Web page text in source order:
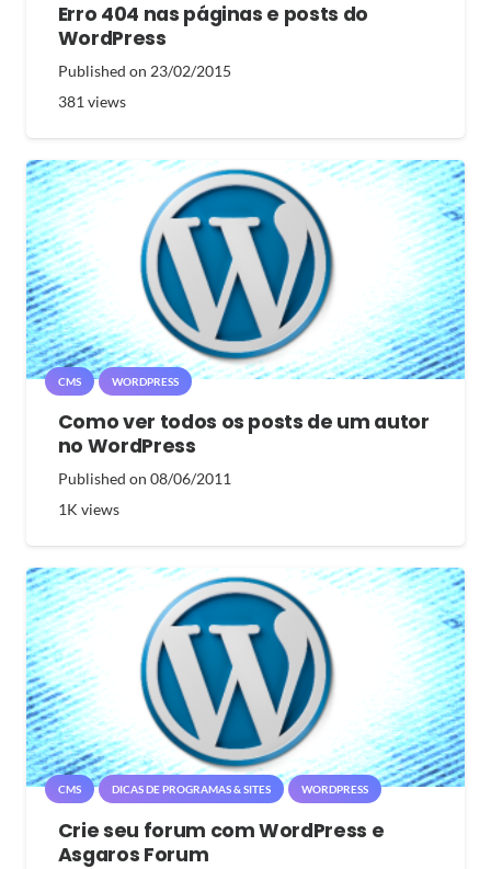
Erro 404 nas páginas e posts do
WordPress
Published on 23/02/2015
381 views
CMS WORDPRESS
Como ver todos os posts de um autor
no WordPress
Published on 08/06/2011
1K views
CMS DICAS DE PROGRAMAS & SITES WORDPRESS
Crie seu forum com WordPress e
Asgaros Forum